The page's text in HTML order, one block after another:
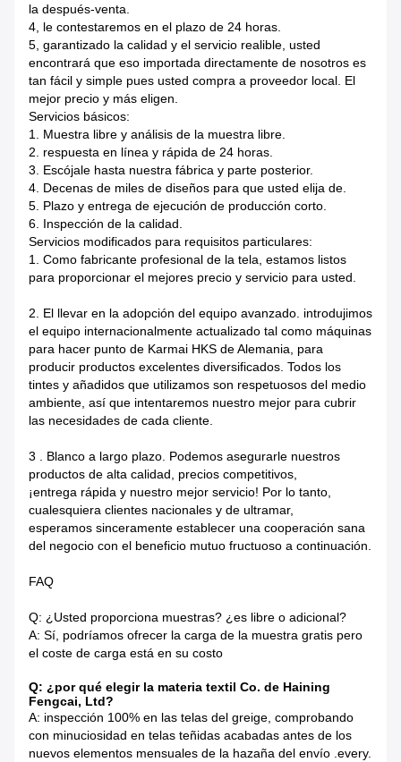
la después-venta.
4, le contestaremos en el plazo de 24 horas.
5, garantizado la calidad y el servicio realible, usted
encontrará que eso importada directamente de nosotros es
tan fácil y simple pues usted compra a proveedor local. El
mejor precio y más eligen.
Servicios básicos:
1. Muestra libre y análisis de la muestra libre.
2. respuesta en línea y rápida de 24 horas.
3. Escójale hasta nuestra fábrica y parte posterior.
4. Decenas de miles de diseños para que usted elija de.
5. Plazo y entrega de ejecución de producción corto.
6. Inspección de la calidad.
Servicios modificados para requisitos particulares:
1. Como fabricante profesional de la tela, estamos listos
para proporcionar el mejores precio y servicio para usted.
2. El llevar en la adopción del equipo avanzado. introdujimos
el equipo internacionalmente actualizado tal como máquinas
para hacer punto de Karmai HKS de Alemania, para
producir productos excelentes diversificados. Todos los
tintes y añadidos que utilizamos son respetuosos del medio
ambiente, así que intentaremos nuestro mejor para cubrir
las necesidades de cada cliente.
3 . Blanco a largo plazo. Podemos asegurarle nuestros
productos de alta calidad, precios competitivos,
¡entrega rápida y nuestro mejor servicio! Por lo tanto,
cualesquiera clientes nacionales y de ultramar,
esperamos sinceramente establecer una cooperación sana
del negocio con el beneficio mutuo fructuoso a continuación.
FAQ
Q: ¿Usted proporciona muestras? ¿es libre o adicional?
A: Sí, podríamos ofrecer la carga de la muestra gratis pero
el coste de carga está en su costo
Q: ¿por qué elegir la materia textil Co. de Haining
Fengcai, Ltd?
A: inspección 100% en las telas del greige, comprobando
con minuciosidad en telas teñidas acabadas antes de los
nuevos elementos mensuales de la hazaña del envío .every.